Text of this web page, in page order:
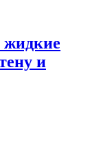
жидкие
и